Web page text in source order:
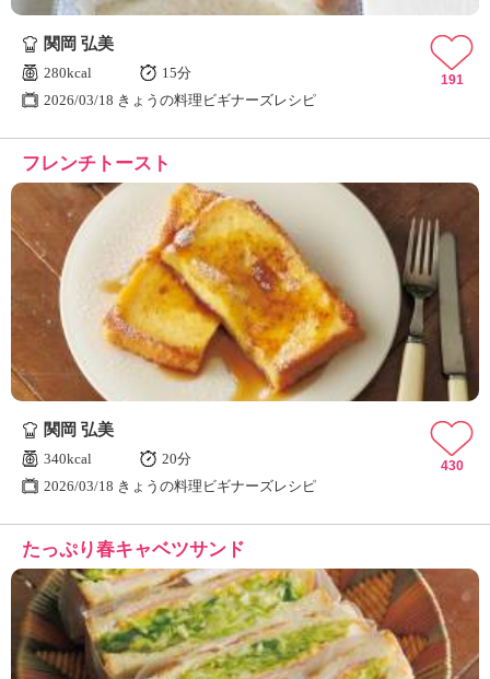
関岡 弘美
280kcal
15分
2026/03/18 きょうの料理ビギナーズレシピ
191
フレンチトースト
関岡 弘美
340kcal
20分
2026/03/18 きょうの料理ビギナーズレシピ
430
たっぷり春キャベツサンド